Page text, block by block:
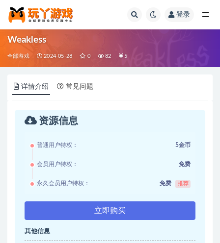
登录
Weakless
全部游戏 2024-05-28 0 82 5
详情介绍 常见问题
资源信息
普通用户特权： 5金币
会员用户特权： 免费
永久会员用户特权： 免费 推荐
立即购买
其他信息